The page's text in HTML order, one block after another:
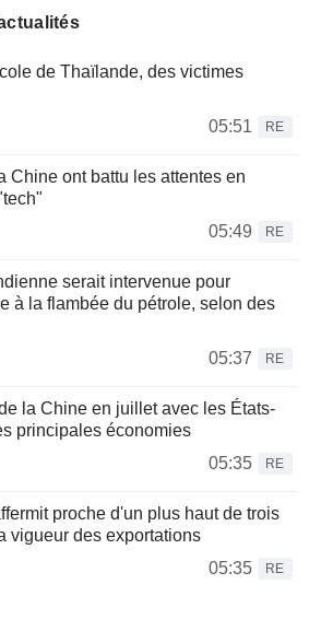
de Thaïlande, des victimes
05:51
RE
Chine ont battu les attentes en
05:49
RE
serait intervenue pour
à la flambée du pétrole, selon des
05:37
RE
la Chine en juillet avec les États-
principales économies
05:35
RE
proche d'un plus haut de trois
vigueur des exportations
05:35
RE